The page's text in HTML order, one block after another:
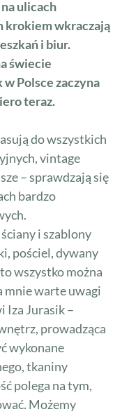
ulicach
krokiem wkraczają
i biur.
świecie
Polsce zaczyna
teraz.
do wszystkich
vintage
– sprawdzają się
bardzo
i szablony
pościel, dywany
wszystko można
mnie warte uwagi
Iza Jurasik –
prowadząca
wykonane
tkaniny
polega na tym,
Możemy